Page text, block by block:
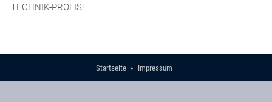
TECHNIK-PROFIS!
Startseite Impressum